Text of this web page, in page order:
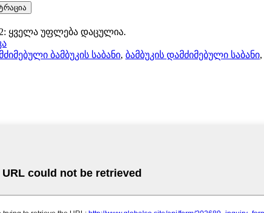
ყველა უფლება დაცულია.
ბამბუკის საბანი, ბამბუკის დამძიმებული საბანი,